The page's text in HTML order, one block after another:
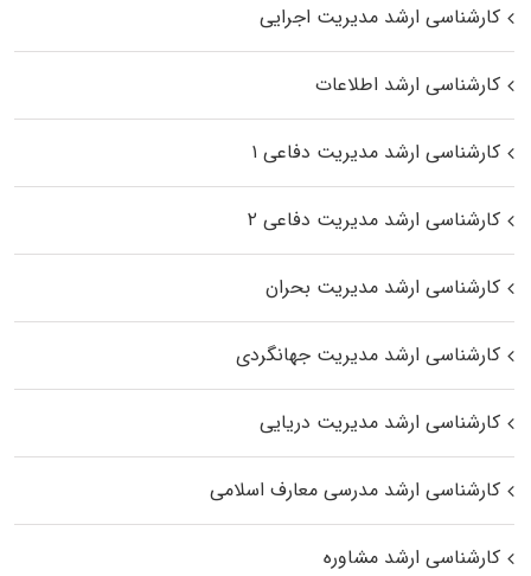
کارشناسی ارشد مدیریت اجرایی
کارشناسی ارشد اطلاعات
کارشناسی ارشد مدیریت دفاعی ۱
کارشناسی ارشد مدیریت دفاعی ۲
کارشناسی ارشد مدیریت بحران
کارشناسی ارشد مدیریت جهانگردی
کارشناسی ارشد مدیریت دریایی
کارشناسی ارشد مدرسی معارف اسلامی
کارشناسی ارشد مشاوره